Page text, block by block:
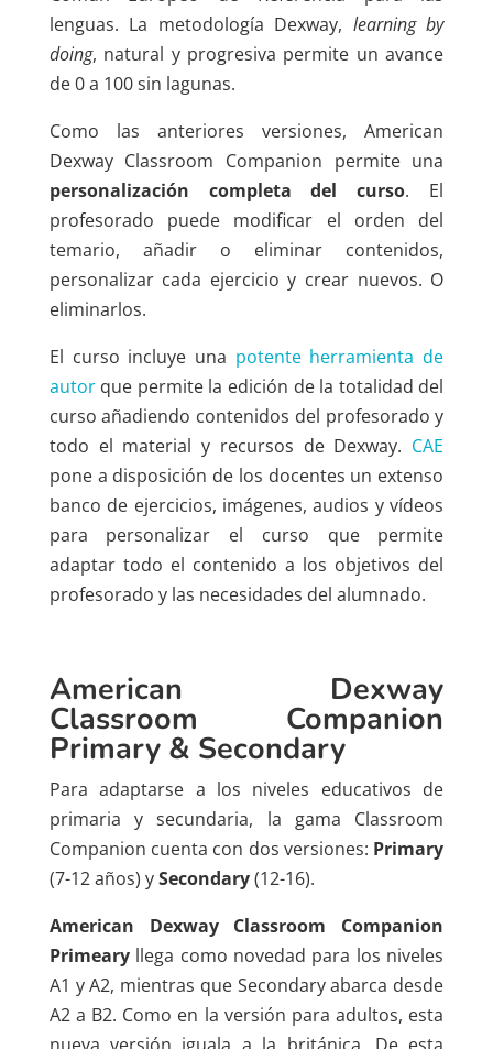
lenguas. La metodología Dexway, learning by
doing, natural y progresiva permite un avance
de 0 a 100 sin lagunas.
Como las anteriores versiones, American
Dexway Classroom Companion permite una
personalización completa del curso. El
profesorado puede modificar el orden del
temario, añadir o eliminar contenidos,
personalizar cada ejercicio y crear nuevos. O
eliminarlos.
El curso incluye una potente herramienta de
autorque permite la edición de la totalidad del
curso añadiendo contenidos del profesorado y
todo el material y recursos de Dexway. CAE
pone a disposición de los docentes un extenso
banco de ejercicios, imágenes, audios y vídeos
para personalizar el curso que permite
adaptar todo el contenido a los objetivos del
profesorado y las necesidades del alumnado.
American Dexway
Classroom Companion
Primary & Secondary
Para adaptarse a los niveles educativos de
primaria y secundaria, la gama Classroom
Companion cuenta con dos versiones: Primary
(7-12 años) ySecondary(12-16).
American Dexway Classroom Companion
Primearyllega como novedad para los niveles
A1 y A2, mientras que Secondary abarca desde
A2 a B2. Como en la versión para adultos, esta